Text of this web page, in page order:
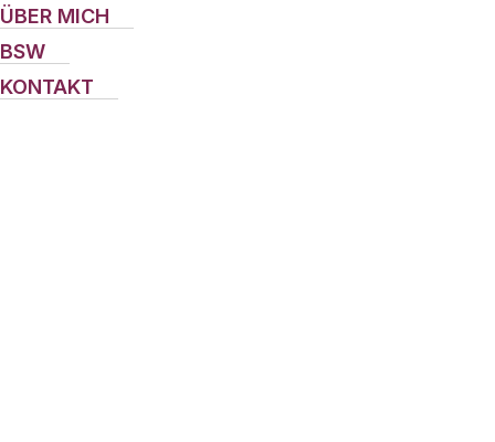
ÜBER MICH
BSW
KONTAKT